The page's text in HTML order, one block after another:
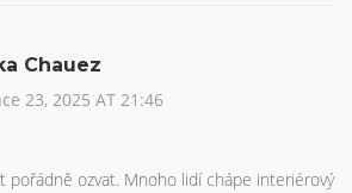
Chauez
23, 2025 AT 21:46
pořádně ozvat. Mnoho lidí chápe interiérový